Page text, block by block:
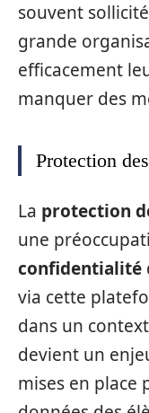
souvent
grande
efficacement
manquer des
Protection
La protection
une
confidentialité
via cette
dans un
devient un
mises en place